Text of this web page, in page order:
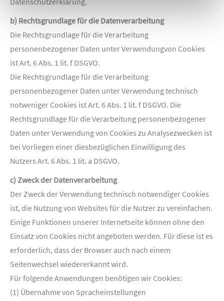
b) Rechtsgrundlage für die Datenverarbeitung
Die Rechtsgrundlage für die Verarbeitung
personenbezogener Daten unter Verwendungvon Cookies
ist Art. 6 Abs. 1 lit. f DSGVO.
Die Rechtsgrundlage für die Verarbeitung
personenbezogener Daten unter Verwendung technisch
notweniger Cookies ist Art. 6 Abs. 1 lit. f DSGVO. Die
Rechtsgrundlage für die Verarbeitung personenbezogener
Daten unter Verwendung von Cookies zu Analysezwecken ist
bei Vorliegen einer diesbezüglichen Einwilligung des
Nutzers Art. 6 Abs. 1 lit. a DSGVO.
c) Zweck der Datenverarbeitung
Der Zweck der Verwendung technisch notwendiger Cookies
ist, die Nutzung von Websites für die Nutzer zu vereinfachen.
Einige Funktionen unserer Internetseite können ohne den
Einsatz von Cookies nicht angeboten werden. Für diese ist es
erforderlich, dass der Browser auch nach einem
Seitenwechsel wiedererkannt wird.
Für folgende Anwendungen benötigen wir Cookies:
(1) Übernahme von Spracheinstellungen